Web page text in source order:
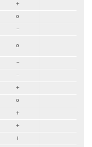
+
o
–
o
–
–
+
o
+
+
+